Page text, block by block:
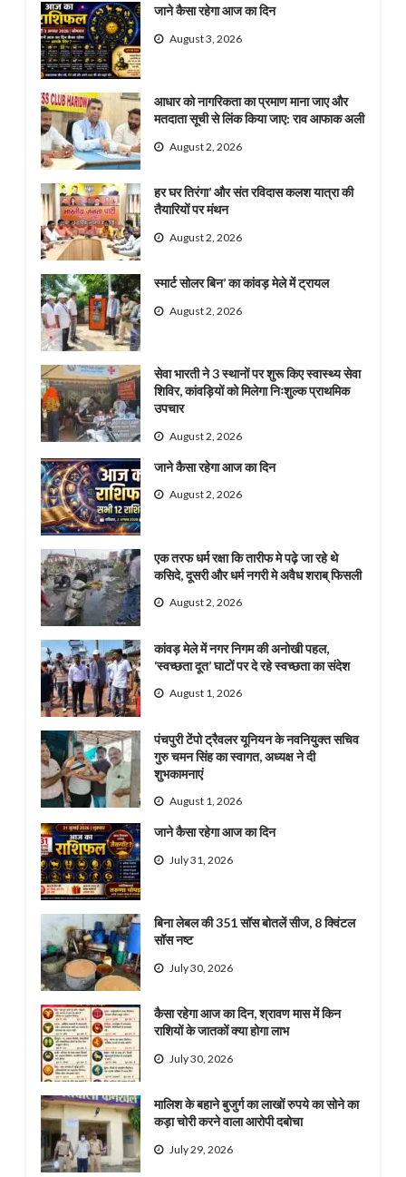
जाने कैसा रहेगा आज का दिन
August 3, 2026
आधार को नागरिकता का प्रमाण माना जाए और
मतदाता सूची से लिंक किया जाए: राव आफाक अली
August 2, 2026
हर घर तिरंगा’ और संत रविदास कलश यात्रा की
तैयारियों पर मंथन
August 2, 2026
स्मार्ट सोलर बिन’ का कांवड़ मेले में ट्रायल
August 2, 2026
सेवा भारती ने 3 स्थानों पर शुरू किए स्वास्थ्य सेवा
शिविर, कांवड़ियों को मिलेगा निःशुल्क प्राथमिक
उपचार
August 2, 2026
जाने कैसा रहेगा आज का दिन
August 2, 2026
एक तरफ धर्म रक्षा कि तारीफ मे पढ़े जा रहे थे
कसिदे, दूसरी और धर्म नगरी मे अवैध शराब् फिसली
August 2, 2026
कांवड़ मेले में नगर निगम की अनोखी पहल,
‘स्वच्छता दूत’ घाटों पर दे रहे स्वच्छता का संदेश
August 1, 2026
पंचपुरी टेंपो ट्रैवलर यूनियन के नवनियुक्त सचिव
गुरु चमन सिंह का स्वागत, अध्यक्ष ने दी
शुभकामनाएं
August 1, 2026
जाने कैसा रहेगा आज का दिन
July 31, 2026
बिना लेबल की 351 सॉस बोतलें सीज, 8 क्विंटल
सॉस नष्ट
July 30, 2026
कैसा रहेगा आज का दिन, श्रावण मास में किन
राशियों के जातकों क्या होगा लाभ
July 30, 2026
मालिश के बहाने बुजुर्ग का लाखों रुपये का सोने का
कड़ा चोरी करने वाला आरोपी दबोचा
July 29, 2026